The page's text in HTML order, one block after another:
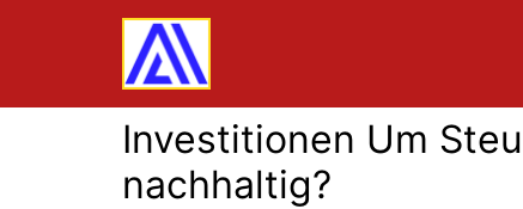
Investitionen Um
nachhaltig?